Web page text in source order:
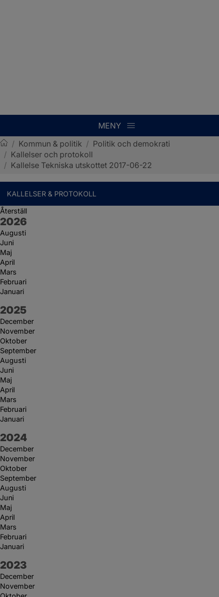
MENY
Sotenäs kommun
/ Kommun & politik / Politik och demokrati
/ Kallelser och protokoll
/ Kallelse Tekniska utskottet 2017-06-22
KALLELSER & PROTOKOLL
Återställ
År:
2026
Augusti
Juni
Maj
April
Mars
Februari
Januari
År:
2025
December
November
Oktober
September
Augusti
Juni
Maj
April
Mars
Februari
Januari
År:
2024
December
November
Oktober
September
Augusti
Juni
Maj
April
Mars
Februari
Januari
År:
2023
December
November